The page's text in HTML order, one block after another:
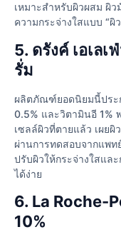
เหมาะสำหรับผิวผสม ผิ
ความกระจ่างใสแบบ “ผิ
5. ดรังค์ เอเล
รั่ม
ผลิตภัณฑ์ยอดนิยมนี้ประ
0.5% และวิตามินอี 1%
เซลล์ผิวที่ตายแล้ว เผยผิ
ผ่านการทดสอบจากแพ
ปรับผิวให้กระจ่างใสแล
ได้ง่าย
6. La Roche-
10%